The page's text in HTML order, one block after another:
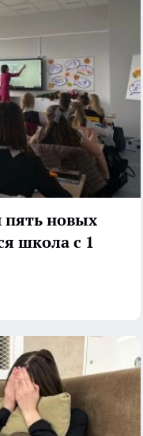
пять новых
школа с 1